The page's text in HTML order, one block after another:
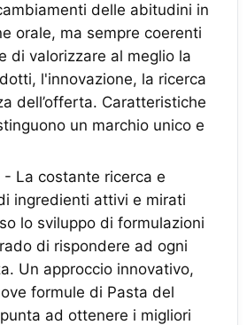
delle abitudini in
orale, ma sempre coerenti
di valorizzare al meglio la
l'innovazione, la ricerca
dell’offerta. Caratteristiche
un marchio unico e
- La costante ricerca e
ingredienti attivi e mirati
lo sviluppo di formulazioni
di rispondere ad ogni
Un approccio innovativo,
formule di Pasta del
ad ottenere i migliori